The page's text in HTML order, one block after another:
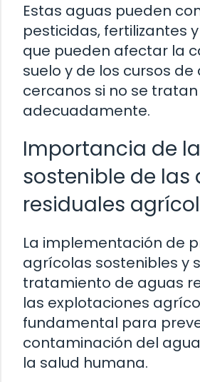
Estas aguas pueden
pesticidas, fertilizantes
que pueden afectar la
suelo y de los cursos de
cercanos si no se tratan
adecuadamente.
Importancia de
sostenible de las
residuales
La implementación de
agrícolas sostenibles y
tratamiento de aguas
las explotaciones
fundamental para
contaminación del
la salud humana.